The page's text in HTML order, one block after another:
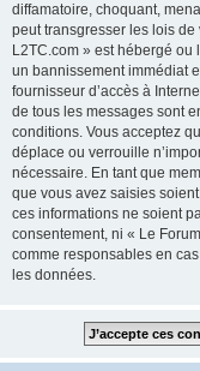
diffamatoire, choquant,
peut transgresser les lois
L2TC.com » est hébergé
un bannissement immédiat
fournisseur d’accès à
de tous les messages sont
conditions. Vous acceptez
déplace ou verrouille
nécessaire. En tant que
que vous avez saisies
ces informations ne soient
consentement, ni « Le
comme responsables en
les données.